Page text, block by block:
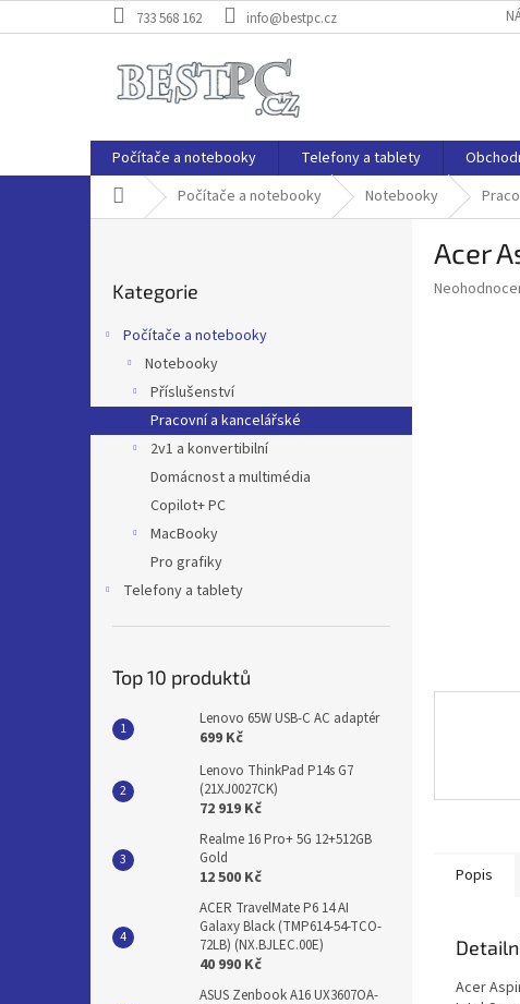
na
733 568 162 info@bestpc.cz
Počítače a notebooky Telefony a tablety
Domů Počítače a notebooky Notebooky
kategorie
Kategorie
Počítače a notebooky
Notebooky
Příslušenství
Pracovní a kancelářské
2v1 a konvertibilní
Domácnost a multimédia
Copilot+ PC
MacBooky
Pro grafiky
Telefony a tablety
Top 10 produktů
Lenovo 65W USB-C AC adaptér
699 Kč
Lenovo ThinkPad P14s G7
(21XJ0027CK)
72 919 Kč
Realme 16 Pro+ 5G 12+512GB
Gold
12 500 Kč
ACER TravelMate P6 14 AI
Galaxy Black (TMP614-54-TCO-
72LB) (NX.BJLEC.00E)
40 990 Kč
ASUS Zenbook A16 UX3607OA-
Acer
Průměrné
Popis
Acer